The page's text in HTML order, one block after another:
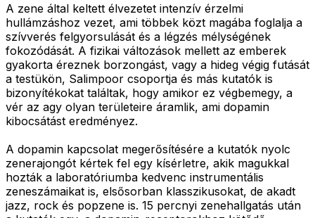
A zene által keltett élvezetet intenzív érzelmi
hullámzáshoz vezet, ami többek közt magába foglalja a
szívverés felgyorsulását és a légzés mélységének
fokozódását. A fizikai változások mellett az emberek
gyakorta éreznek borzongást, vagy a hideg végig futását
a testükön, Salimpoor csoportja és más kutatók is
bizonyítékokat találtak, hogy amikor ez végbemegy, a
vér az agy olyan területeire áramlik, ami dopamin
kibocsátást eredményez.
A dopamin kapcsolat megerősítésére a kutatók nyolc
zenerajongót kértek fel egy kísérletre, akik magukkal
hozták a laboratóriumba kedvenc instrumentális
zeneszámaikat is, elsősorban klasszikusokat, de akadt
jazz, rock és popzene is. 15 percnyi zenehallgatás után